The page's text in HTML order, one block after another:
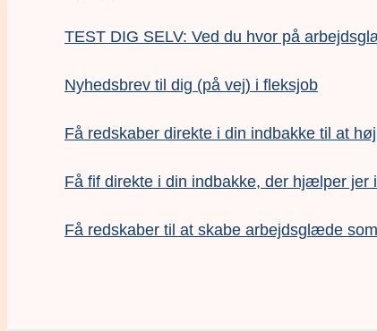
TEST DIG SELV: Ved du hvor på
Nyhedsbrev til dig (på vej) i fleksjob
Få redskaber direkte i din indbakke til at
Få fif direkte i din indbakke, der hjælper
Få redskaber til at skabe arbejdsglæde